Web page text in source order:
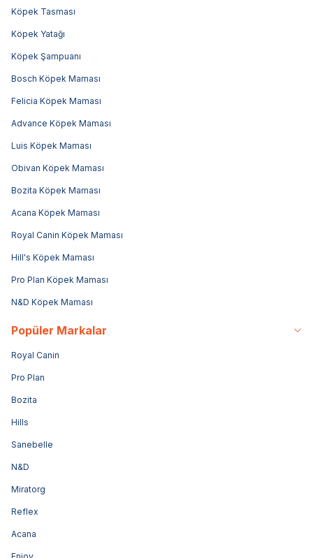
Köpek Tasması
Köpek Yatağı
Köpek Şampuanı
Bosch Köpek Maması
Felicia Köpek Maması
Advance Köpek Maması
Luis Köpek Maması
Obivan Köpek Maması
Bozita Köpek Maması
Acana Köpek Maması
Royal Canin Köpek Maması
Hill's Köpek Maması
Pro Plan Köpek Maması
N&D Köpek Maması
Popüler Markalar
Royal Canin
Pro Plan
Bozita
Hills
Sanebelle
N&D
Miratorg
Reflex
Acana